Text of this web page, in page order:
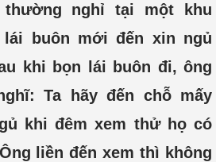
thường nghỉ tại một khu
buôn mới đến xin ngủ
khi bọn lái buôn đi, ông
Ta hãy đến chỗ mấy
khi đêm xem thử họ có
liền đến xem thì không